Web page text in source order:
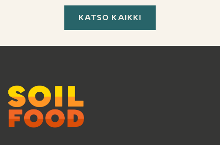
KATSO KAIKKI